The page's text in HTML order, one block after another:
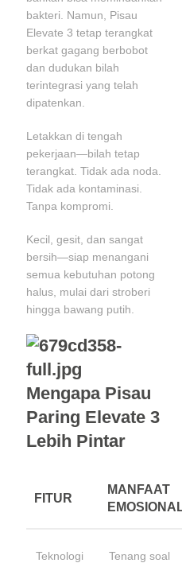
bakteri. Namun, Pisau
Elevate 3 tetap terangkat
berkat gagang berbobot
dan dudukan bilah
terintegrasi yang telah
dipatenkan.
Letakkan di tengah
pekerjaan—bilah tetap
terangkat. Tidak ada noda.
Tidak ada kontaminasi.
Tanpa kompromi.
Kecil, gesit, dan sangat
bersih—siap menangani
semua kebutuhan potong
halus, mulai dari stroberi
hingga bawang putih.
Mengapa Pisau
Paring Elevate 3
Lebih Pintar
FITUR
MANFAAT
Teknologi
Tenang soal